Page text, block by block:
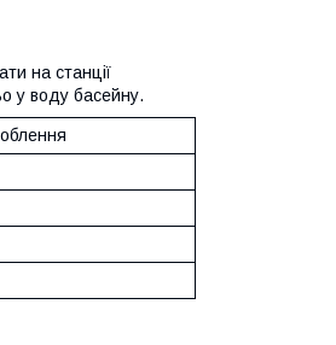
на станції
у воду басейну.